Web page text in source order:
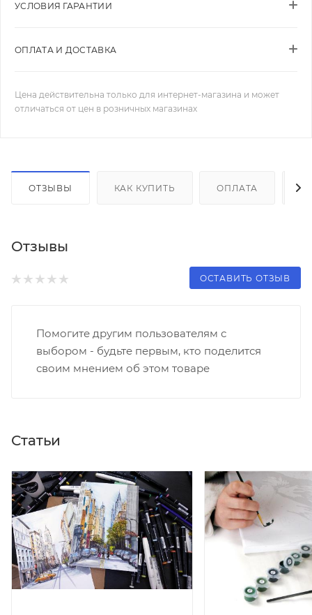
УСЛОВИЯ ГАРАНТИИ
ОПЛАТА И ДОСТАВКА
Цена действительна только для интернет-магазина и может
отличаться от цен в розничных магазинах
ОТЗЫВЫ КАК КУПИТЬ ОПЛАТА
Отзывы
ОСТАВИТЬ ОТЗЫВ
Помогите другим пользователям с
выбором - будьте первым, кто поделится
своим мнением об этом товаре
Статьи